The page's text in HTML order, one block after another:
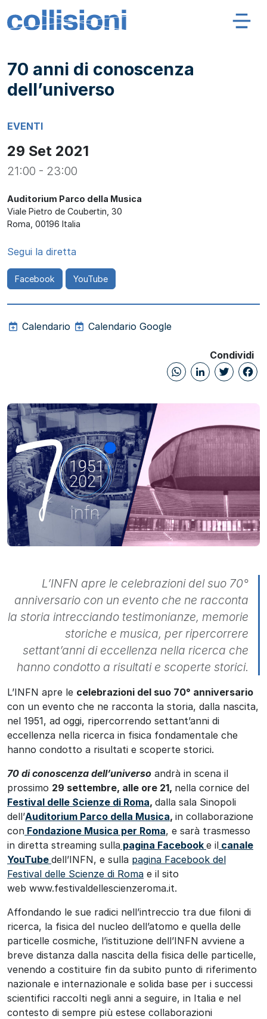
Salta al contenuto
Navigazione principale
70 anni di conoscenza
dell’universo
EVENTI
29 Set 2021
21:00 - 23:00
Auditorium Parco della Musica
Viale Pietro de Coubertin, 30
Roma 00196 Italia
Segui la diretta
Facebook YouTube
Calendario Calendario Google
Condividi
L’INFN apre le celebrazioni del suo 70°
anniversario con un evento che ne racconta
la storia intrecciando testimonianze, memorie
storiche e musica, per ripercorrere
settant’anni di eccellenza nella ricerca che
hanno condotto a risultati e scoperte storici.
L’INFN apre le celebrazioni del suo 70° anniversario
con un evento che ne racconta la storia, dalla nascita,
nel 1951, ad oggi, ripercorrendo settant’anni di
eccellenza nella ricerca in fisica fondamentale che
hanno condotto a risultati e scoperte storici.
70 di conoscenza dell’universo andrà in scena il
prossimo 29 settembre, alle ore 21, nella cornice del
Festival delle Scienze di Roma, dalla sala Sinopoli
dell’Auditorium Parco della Musica, in collaborazione
con Fondazione Musica per Roma, e sarà trasmesso
in diretta streaming sulla pagina Facebook e il canale
YouTube dell’INFN, e sulla pagina Facebook del
Festival delle Scienze di Roma e il sito
web www.festivaldellescienzeroma.it.
Affondando le sue radici nell’intreccio tra due filoni di
ricerca, la fisica del nucleo dell’atomo e quella delle
particelle cosmiche, l’istituzione dell’INFN avviene a
breve distanza dalla nascita della fisica delle particelle,
venendo a costituire fin da subito punto di riferimento
nazionale e internazionale e solida base per i successi
scientifici raccolti negli anni a seguire, in Italia e nel
contesto di sempre più estese collaborazioni